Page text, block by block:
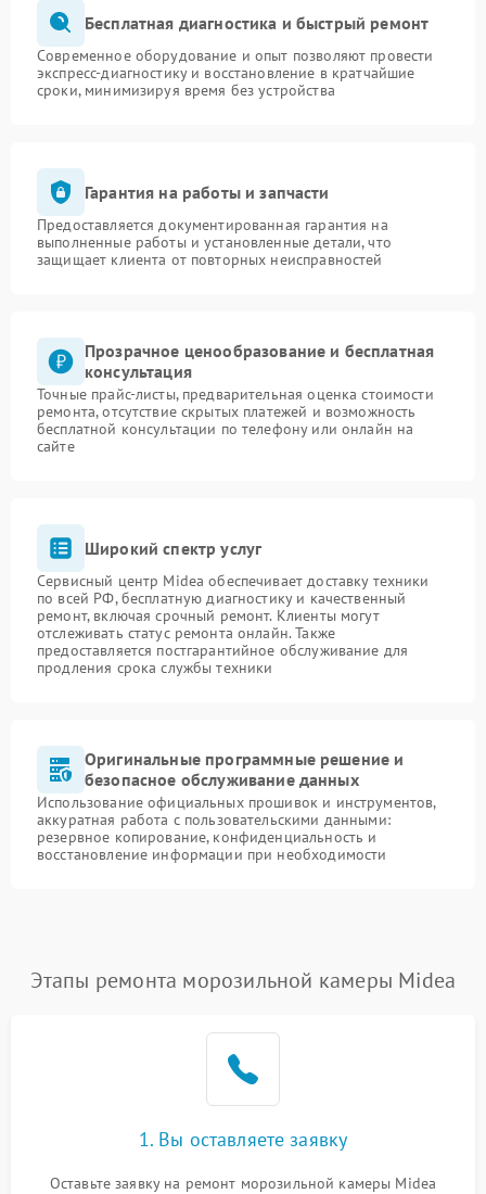
Бесплатная диагностика и быстрый ремонт
Современное оборудование и опыт позволяют провести
экспресс-диагностику и восстановление в кратчайшие
сроки, минимизируя время без устройства
Гарантия на работы и запчасти
Предоставляется документированная гарантия на
выполненные работы и установленные детали, что
защищает клиента от повторных неисправностей
Прозрачное ценообразование и бесплатная
консультация
Точные прайс-листы, предварительная оценка стоимости
ремонта, отсутствие скрытых платежей и возможность
бесплатной консультации по телефону или онлайн на
сайте
Широкий спектр услуг
Сервисный центр Midea обеспечивает доставку техники
по всей РФ, бесплатную диагностику и качественный
ремонт, включая срочный ремонт. Клиенты могут
отслеживать статус ремонта онлайн. Также
предоставляется постгарантийное обслуживание для
продления срока службы техники
Оригинальные программные решение и
безопасное обслуживание данных
Использование официальных прошивок и инструментов,
аккуратная работа с пользовательскими данными:
резервное копирование, конфиденциальность и
восстановление информации при необходимости
Этапы ремонта морозильной камеры Midea
1. Вы оставляете заявку
Оставьте заявку на ремонт морозильной камеры Midea